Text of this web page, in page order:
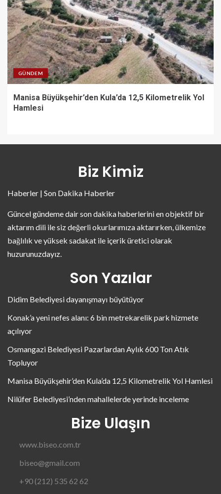
GÜNDEM
Manisa Büyükşehir’den Kula’da 12,5 Kilometrelik Yol
Hamlesi
Biz Kimiz
Haberler | Son Dakika Haberler
Güncel gündeme dair son dakika haberlerini en objektif bir
aktarım dili ile siz değerli okurlarımıza aktarırken, ülkemize
bağlılık ve yüksek sadakat ile içerik üretici olarak
huzurunuzdayız.
Son Yazılar
Didim Belediyesi dayanışmayı büyütüyor
Konak’a yeni nefes alanı: 6 bin metrekarelik park hizmete
açılıyor
Osmangazi Belediyesi Pazarlardan Aylık 600 Ton Atık
Topluyor
Manisa Büyükşehir’den Kula’da 12,5 Kilometrelik Yol Hamlesi
Nilüfer Belediyesi’nden mahallelerde yerinde inceleme
Bize Ulaşın
www.biseo.com.tr
biseo@gmail.com
+90 (212) 535 62 62